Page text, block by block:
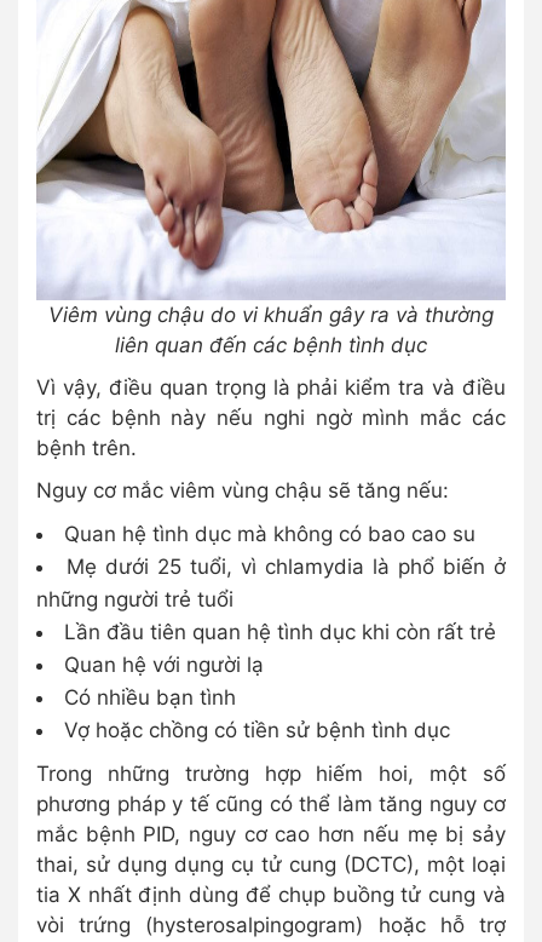
Viêm vùng chậu do vi khuẩn gây ra và thường
liên quan đến các bệnh tình dục
Vì vậy, điều quan trọng là phải kiểm tra và điều
trị các bệnh này nếu nghi ngờ mình mắc các
bệnh trên.
Nguy cơ mắc viêm vùng chậu sẽ tăng nếu:
Quan hệ tình dục mà không có bao cao su
Mẹ dưới 25 tuổi, vì chlamydia là phổ biến ở
những người trẻ tuổi
Lần đầu tiên quan hệ tình dục khi còn rất trẻ
Quan hệ với người lạ
Có nhiều bạn tình
Vợ hoặc chồng có tiền sử bệnh tình dục
Trong những trường hợp hiếm hoi, một số
phương pháp y tế cũng có thể làm tăng nguy cơ
mắc bệnh PID, nguy cơ cao hơn nếu mẹ bị sảy
thai, sử dụng dụng cụ tử cung (DCTC), một loại
tia X nhất định dùng để chụp buồng tử cung và
vòi trứng (hysterosalpingogram) hoặc hỗ trợ